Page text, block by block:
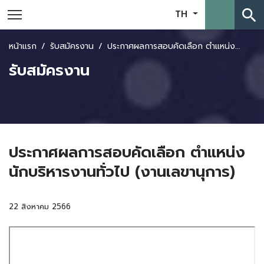
TH search
หน้าแรก รับสมัครงาน ประกาศผลการสอบคัดเลือก ตำแหน่งนักบริหารงานทั่วไป (งานเลขานุการ)
รับสมัครงาน
ประกาศผลการสอบคัดเลือก ตำแหน่ง
นักบริหารงานทั่วไป (งานเลขานุการ)
22 สิงหาคม 2566